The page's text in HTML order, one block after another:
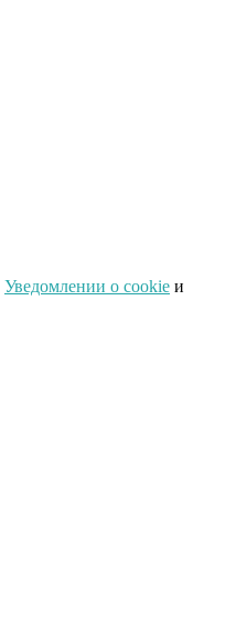
Уведомлении о cookie и